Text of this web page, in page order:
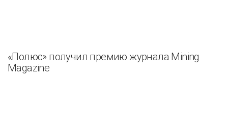
«Полюс» получил премию журнала Mining
Magazine